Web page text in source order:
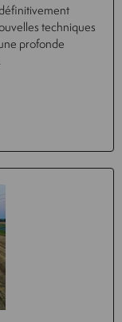
techniques
profonde